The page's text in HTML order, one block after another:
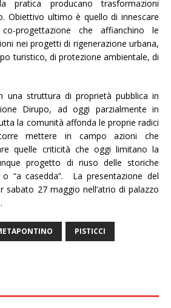
pratica producano trasformazioni
Obiettivo ultimo è quello di innescare
progettazione che affianchino le
nei progetti di rigenerazione urbana,
turistico, di protezione ambientale, di
una struttura di proprietà pubblica in
Dirupo, ad oggi parzialmente in
la comunità affonda le proprie radici
mettere in campo azioni che
quelle criticità che oggi limitano la
progetto di riuso delle storiche
o “a casedda”. La presentazione del
sabato 27 maggio nell’atrio di palazzo
PISTICCI